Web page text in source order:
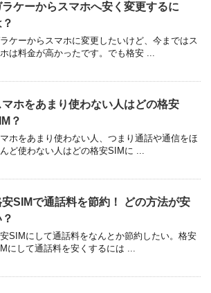
ラケーからスマホへ安く変更するに
ケーからスマホに変更したいけど、今まではス
は料金が高かったです。でも格安 ...
マホをあまり使わない人はどの格安
？
ホをあまり使わない人、つまり通話や通信をほ
ど使わない人はどの格安SIMに ...
安SIMで通話料を節約！ どの方法が安
SIMにして通話料をなんとか節約したい。格安
にして通話料を安くするには ...